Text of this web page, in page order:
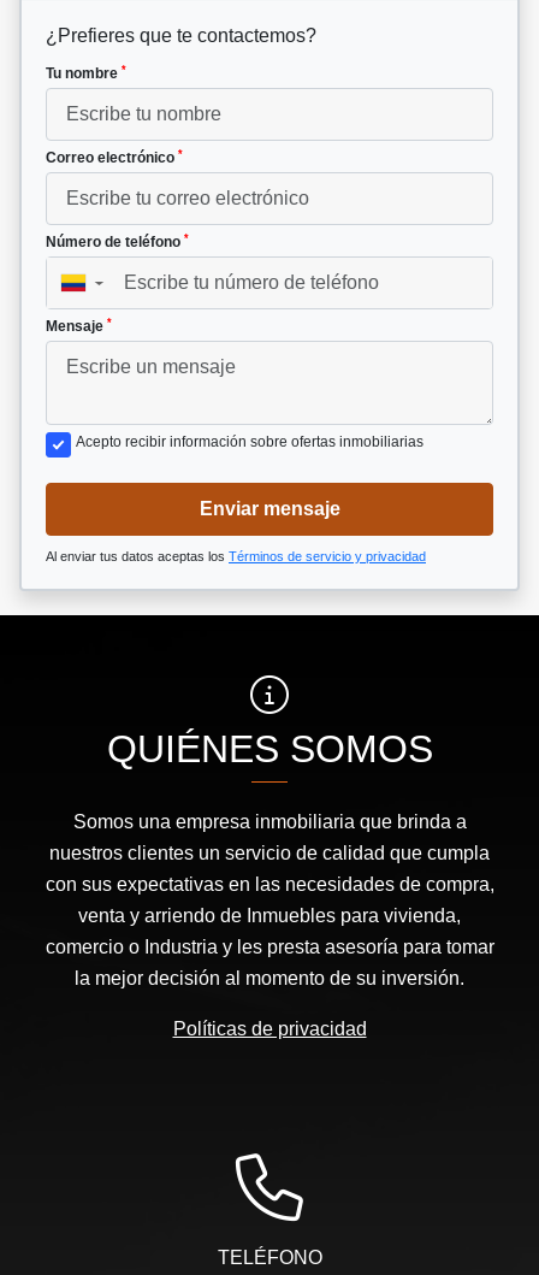
¿Prefieres que te contactemos?
Tu nombre *
Correo electrónico *
Número de teléfono *
▼
Mensaje *
Acepto recibir información sobre ofertas inmobiliarias
Enviar mensaje
Al enviar tus datos aceptas los Términos de servicio y privacidad
QUIÉNES SOMOS
Somos una empresa inmobiliaria que brinda a
nuestros clientes un servicio de calidad que cumpla
con sus expectativas en las necesidades de compra,
venta y arriendo de Inmuebles para vivienda,
comercio o Industria y les presta asesoría para tomar
la mejor decisión al momento de su inversión.
Políticas de privacidad
TELÉFONO